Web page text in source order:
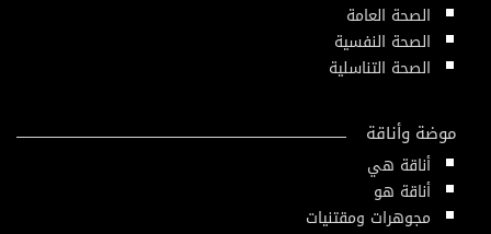
الصحة العامة
الصحة النفسية
الصحة التناسلية
موضة وأناقة
أناقة هي
أناقة هو
مجوهرات ومقتنيات